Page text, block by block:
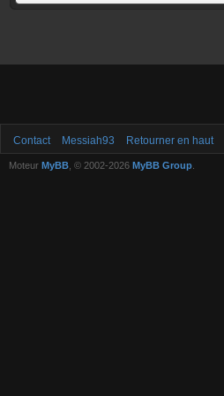
Contact Messiah93 Retourner en haut
Moteur MyBB , © 2002-2026 MyBB Group